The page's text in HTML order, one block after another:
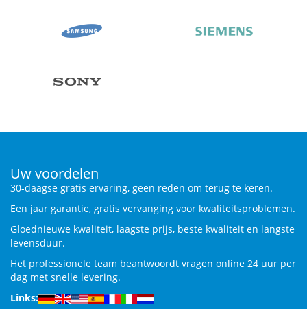
Uw voordelen
30-daagse gratis ervaring, geen reden om terug te keren.
Een jaar garantie, gratis vervanging voor kwaliteitsproblemen.
Gloednieuwe kwaliteit, laagste prijs, beste kwaliteit en langste
levensduur.
Het professionele team beantwoordt vragen online 24 uur per
dag met snelle levering.
Links: